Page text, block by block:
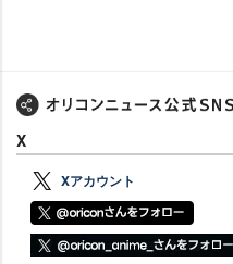
X
Xアカウント